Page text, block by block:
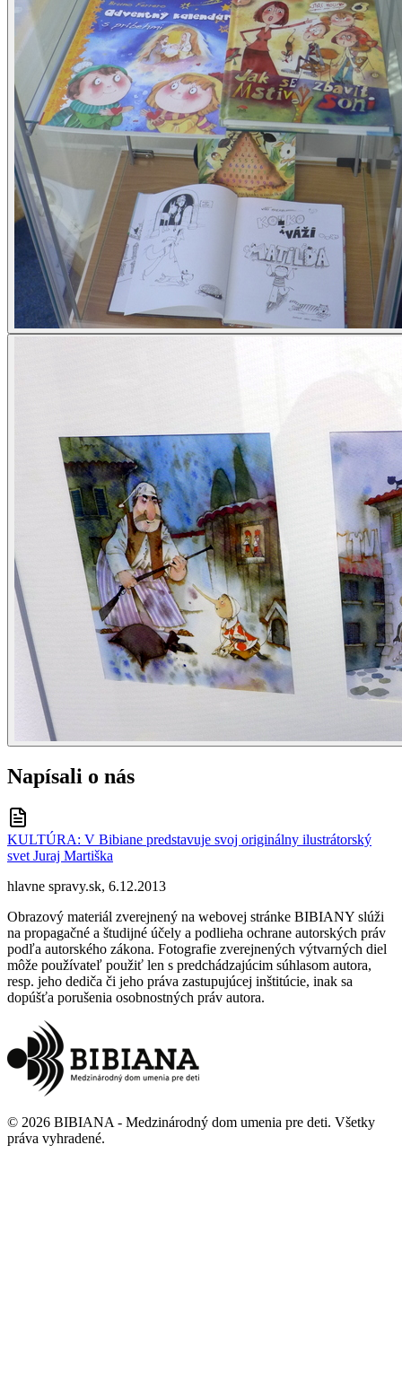
Napísali o nás
KULTÚRA: V Bibiane predstavuje svoj originálny ilustrátorský
svet Juraj Martiška
hlavne spravy.sk, 6.12.2013
Obrazový materiál zverejnený na webovej stránke BIBIANY slúži
na propagačné a študijné účely a podlieha ochrane autorských práv
podľa autorského zákona. Fotografie zverejnených výtvarných diel
môže používateľ použiť len s predchádzajúcim súhlasom autora,
resp. jeho dediča či jeho práva zastupujúcej inštitúcie, inak sa
dopúšťa porušenia osobnostných práv autora.
© 2026 BIBIANA - Medzinárodný dom umenia pre deti. Všetky
práva vyhradené.